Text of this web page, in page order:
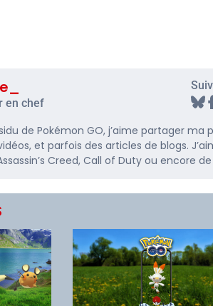
en chef
de Pokémon GO, j’aime partager
et parfois des articles de blogs.
Creed, Call of Duty ou encore